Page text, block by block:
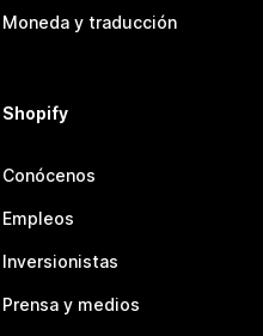
Moneda y traducción
Shopify
Conócenos
Empleos
Inversionistas
Prensa y medios